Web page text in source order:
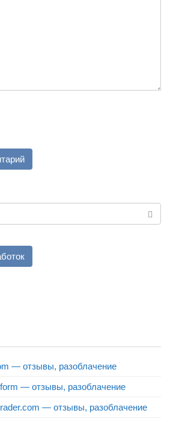
— отзывы, разоблачение
— отзывы, разоблачение
— отзывы, разоблачение